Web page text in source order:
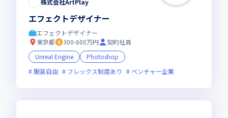
株式会社ArtPlay
エフェクトデザイナー
エフェクトデザイナー
東京都
300-600万円
契約社員
Unreal Engine
Photoshop
服装自由
フレックス制度あり ベンチャー企業